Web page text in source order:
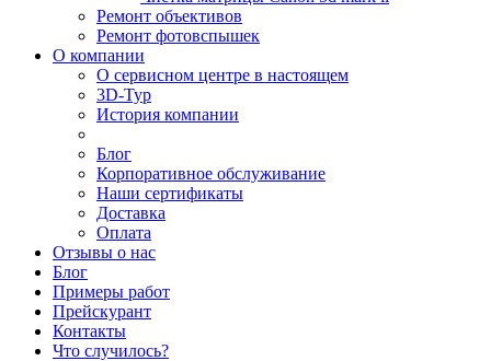
Ремонт объективов
Ремонт фотовспышек
О компании
О сервисном центре в настоящем
3D-Тур
История компании
Блог
Корпоративное обслуживание
Наши сертификаты
Доставка
Оплата
Отзывы о нас
Блог
Примеры работ
Прейскурант
Контакты
Что случилось?